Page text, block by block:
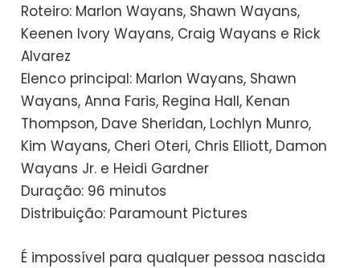
Roteiro: Marlon Wayans, Shawn Wayans,
Keenen Ivory Wayans, Craig Wayans e Rick
Alvarez
Elenco principal: Marlon Wayans, Shawn
Wayans, Anna Faris, Regina Hall, Kenan
Thompson, Dave Sheridan, Lochlyn Munro,
Kim Wayans, Cheri Oteri, Chris Elliott, Damon
Wayans Jr. e Heidi Gardner
Duração: 96 minutos
Distribuição: Paramount Pictures
É impossível para qualquer pessoa nascida